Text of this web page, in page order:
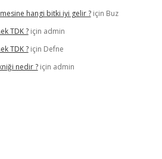
hangi bitki iyi gelir ?için Buz
TDK ?için admin
TDK ?için Defne
nedir ?için admin